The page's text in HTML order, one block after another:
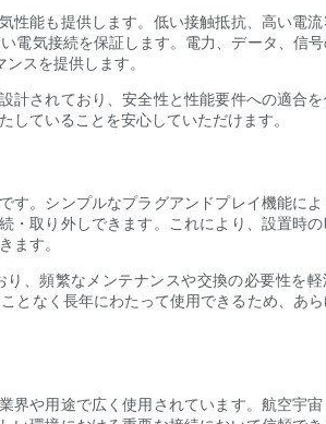
能も提供します。低い接触抵抗、高い電流
電気接続を保証します。電力、データ、信
スを提供します。
計されており、安全性と性能要件への適合を
ていることを安心していただけます。
す。シンプルなプラグアンドプレイ機能に
・取り外しできます。これにより、設置時の
ます。
、頻繁なメンテナンスや交換の必要性を軽
となく長年にわたって使用できるため、あ
界や用途で広く使用されています。航空宇